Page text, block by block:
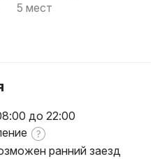
5 мест
до 22:00
ранний заезд